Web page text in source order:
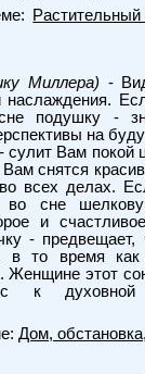
Миллера) -
подушку -
на
Вам покой
снятся
всех делах.
во сне
и
- предвещает,
в то время
Женщине этот
к
Дом,